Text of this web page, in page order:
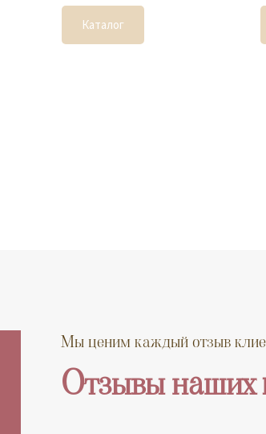
Каталог
Мы ценим каждый отзыв
Отзывы наших